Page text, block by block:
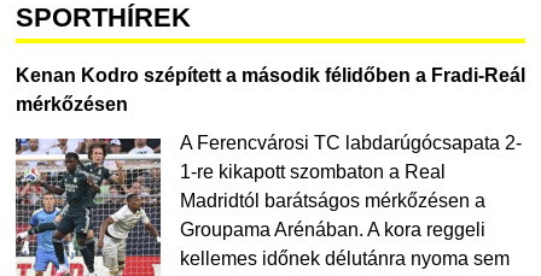
SPORTHÍREK
Kenan Kodro szépített a második félidőben a Fradi-Reál
mérkőzésen
A Ferencvárosi TC labdarúgócsapata 2-
1-re kikapott szombaton a Real
Madridtól barátságos mérkőzésen a
Groupama Arénában. A kora reggeli
kellemes időnek délutánra nyoma sem